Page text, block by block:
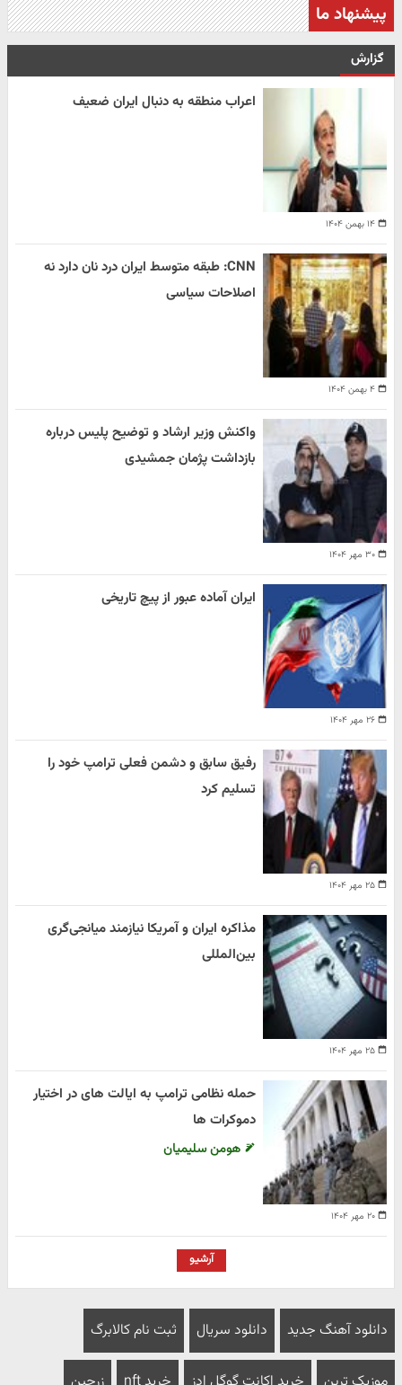
پیشنهاد ما
گزارش
۱۴ بهمن ۱۴۰۴
اعراب منطقه به دنبال ایران ضعیف
۴ بهمن ۱۴۰۴
CNN: طبقه متوسط ایران درد نان دارد نه
اصلاحات سیاسی
۳۰ مهر ۱۴۰۴
واکنش وزیر ارشاد و توضیح پلیس درباره
بازداشت پژمان جمشیدی
۲۶ مهر ۱۴۰۴
ایران آماده عبور از پیچ تاریخی
۲۵ مهر ۱۴۰۴
رفیق سابق و دشمن فعلی ترامپ خود را
تسلیم کرد
۲۵ مهر ۱۴۰۴
مذاکره ایران و آمریکا نیازمند میانجی‌گری
بین‌المللی
۲۰ مهر ۱۴۰۴
حمله نظامی ترامپ به ایالت های در اختیار
دموکرات ها
هومن سلیمیان
آرشیو
دانلود آهنگ جدید دانلود سریال ثبت نام کالابرگ